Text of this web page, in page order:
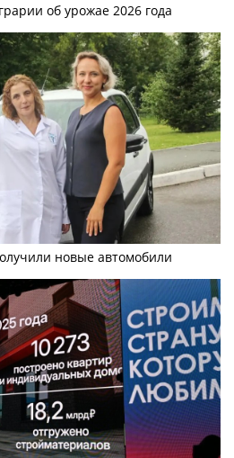
об урожае 2026 года
новые автомобили